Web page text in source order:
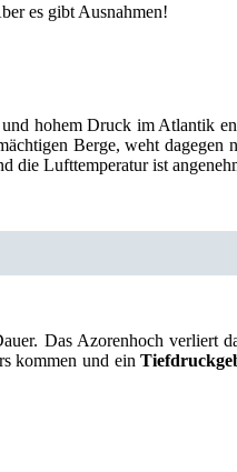
es gibt Ausnahmen!
hohem Druck im Atlantik
Berge, weht
Lufttemperatur ist
Das Azorenhoch verliert
kommen und ein